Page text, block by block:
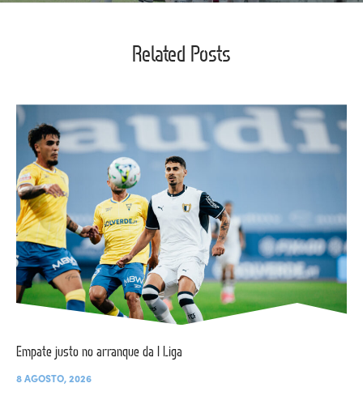
Related Posts
Empate justo no arranque da I Liga
8 AGOSTO, 2026